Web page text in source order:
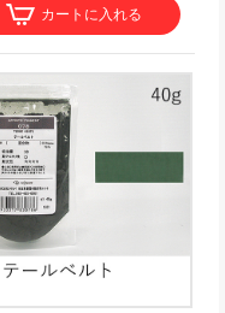
カートに入れる